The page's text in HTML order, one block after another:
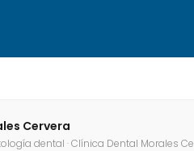
Cervera
dental · Clínica Dental Morales